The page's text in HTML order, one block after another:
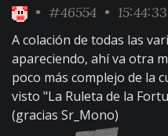
• #46554 •
A colación de todas las
apareciendo, ahí va otra
poco más complejo de la
visto "La Ruleta de la
(gracias Sr_Mono)